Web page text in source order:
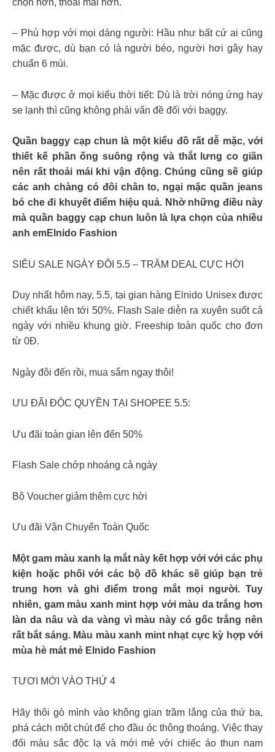
– Phù hợp với mọi dáng người: Hầu như bất cứ ai cũng
mặc được, dù bạn có là người béo, người hơi gây hay
chuẩn 6 múi.
– Mặc được ở mọi kiểu thời tiết: Dù là trời nóng ứng hay
se lạnh thì cũng không phải vấn đề đối với baggy.
Quần baggy cạp chun là một kiểu đồ rất dễ mặc, với
thiết kế phần ống suông rộng và thắt lưng co giãn
nên rất thoải mái khi vận động. Chúng cũng sẽ giúp
các anh chàng có đôi chân to, ngại mặc quần jeans
bó che đi khuyết điểm hiệu quả. Nhờ những điều này
mà quần baggy cạp chun luôn là lựa chọn của nhiều
anh emElnido Fashion
SIÊU SALE NGÀY ĐÔI 5.5 – TRĂM DEAL CỰC HỜI
Duy nhất hôm nay, 5.5, tại gian hàng Elnido Unisex được
chiết khấu lên tới 50%. Flash Sale diễn ra xuyên suốt cả
ngày với nhiều khung giờ. Freeship toàn quốc cho đơn
từ 0Đ.
Ngày đôi đến rồi, mua sắm ngay thôi!
ƯU ĐÃI ĐỘC QUYỀN TẠI SHOPEE 5.5:
Ưu đãi toàn gian lên đến 50%
Flash Sale chớp nhoáng cả ngày
Bộ Voucher giảm thêm cực hời
Ưu đãi Vận Chuyển Toàn Quốc
Một gam màu xanh lạ mắt này kết hợp với với các phụ
kiện hoặc phối với các bộ đồ khác sẽ giúp bạn trẻ
trung hơn và ghi điểm trong mắt mọi người. Tuy
nhiên, gam màu xanh mint hợp với màu da trắng hơn
làn da nâu và da vàng vì màu này có gốc trắng nên
rất bắt sáng. Màu màu xanh mint nhạt cực kỳ hợp với
mùa hè mát mẻ Elnido Fashion
TƯƠI MỚI VÀO THỨ 4
Hãy thôi gò mình vào không gian trầm lắng của thứ ba,
phá cách một chút để cho đầu óc thông thoáng. Việc thay
đổi màu sắc độc lạ và mới mẻ với chiếc áo thun nam